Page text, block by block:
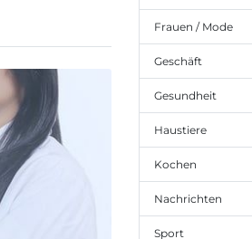
Frauen / Mode
Geschäft
Gesundheit
Haustiere
Kochen
Nachrichten
Sport